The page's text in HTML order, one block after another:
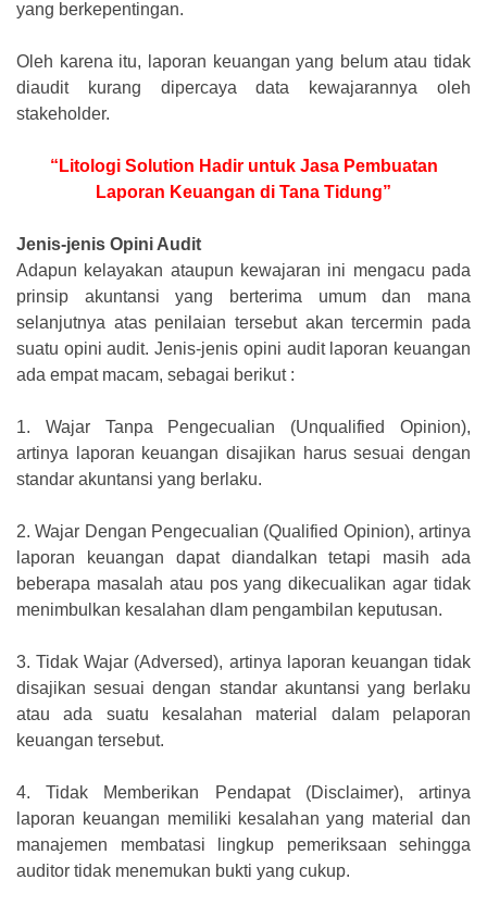
yang berkepentingan.
Oleh karena itu, laporan keuangan yang belum atau tidak
diaudit kurang dipercaya data kewajarannya oleh
stakeholder.
“Litologi Solution Hadir untuk Jasa Pembuatan
Laporan Keuangan di Tana Tidung”
Jenis-jenis Opini Audit
Adapun kelayakan ataupun kewajaran ini mengacu pada
prinsip akuntansi yang berterima umum dan mana
selanjutnya atas penilaian tersebut akan tercermin pada
suatu opini audit. Jenis-jenis opini audit laporan keuangan
ada empat macam, sebagai berikut :
1.
Wajar Tanpa Pengecualian (Unqualified Opinion),
artinya laporan keuangan disajikan harus sesuai dengan
standar akuntansi yang berlaku.
2. Wajar Dengan Pengecualian (Qualified Opinion), artinya
laporan keuangan dapat diandalkan tetapi masih ada
beberapa masalah atau pos yang dikecualikan agar tidak
menimbulkan kesalahan dlam pengambilan keputusan.
3. Tidak Wajar (Adversed), artinya laporan keuangan tidak
disajikan sesuai dengan standar akuntansi yang berlaku
atau ada suatu kesalahan material dalam pelaporan
keuangan tersebut.
4.
Tidak Memberikan Pendapat (Disclaimer), artinya
laporan keuangan memiliki kesalahan yang material dan
manajemen membatasi lingkup pemeriksaan sehingga
auditor tidak menemukan bukti yang cukup.